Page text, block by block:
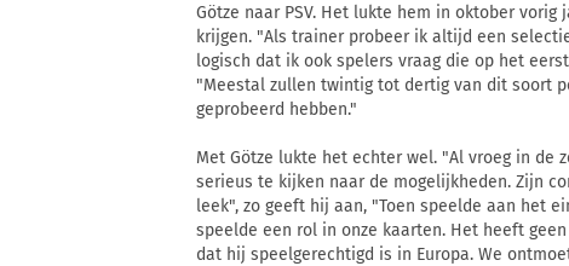
Götze naar PSV. Het lukte hem in oktober
krijgen. "Als trainer probeer ik altijd een
logisch dat ik ook spelers vraag die op het
"Meestal zullen twintig tot dertig van dit soort
geprobeerd hebben."
Met Götze lukte het echter wel. "Al vroeg in de
serieus te kijken naar de mogelijkheden. Zijn
leek", zo geeft hij aan, "Toen speelde aan het
speelde een rol in onze kaarten. Het heeft
dat hij speelgerechtigd is in Europa. We